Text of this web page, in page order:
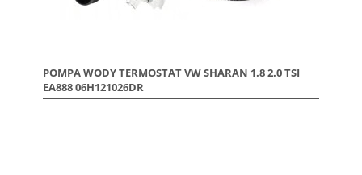
POMPA WODY TERMOSTAT VW SHARAN 1.8 2.0 TSI
EA888 06H121026DR